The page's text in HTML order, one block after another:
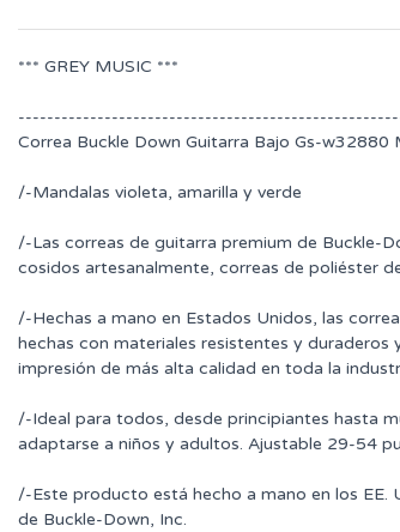
*** GREY MUSIC ***
Correa Buckle Down Guitarra Bajo Gs-w32880
/-Mandalas violeta, amarilla y verde
/-Las correas de guitarra premium de Buckle-
cosidos artesanalmente, correas de poliéster
/-Hechas a mano en Estados Unidos, las
hechas con materiales resistentes y duraderos
impresión de más alta calidad en toda la
/-Ideal para todos, desde principiantes hasta
adaptarse a niños y adultos. Ajustable 29-54
/-Este producto está hecho a mano en los EE.
de Buckle-Down, Inc.